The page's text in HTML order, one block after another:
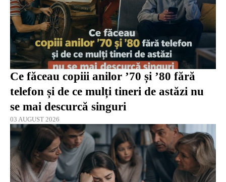
Ce făceau copiii anilor ’70 și ’80 fără
telefon și de ce mulți tineri de astăzi nu
se mai descurcă singuri
03 AUGUST 2026